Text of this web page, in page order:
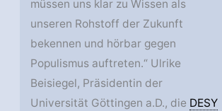
müssen uns klar zu Wissen als
unseren Rohstoff der Zukunft
bekennen und hörbar gegen
Populismus auftreten.“ Ulrike
Beisiegel, Präsidentin der
Universität Göttingen a.D., die DESY